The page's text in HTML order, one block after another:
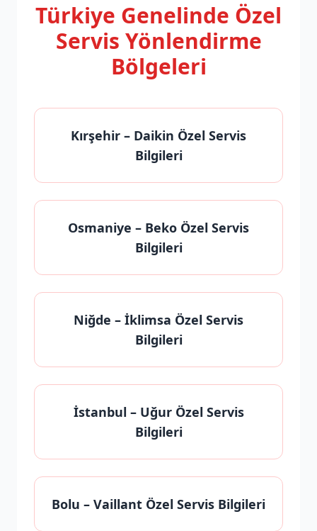
Türkiye Genelinde Özel
Servis Yönlendirme
Bölgeleri
Kırşehir – Daikin Özel Servis
Bilgileri
Osmaniye – Beko Özel Servis
Bilgileri
Niğde – İklimsa Özel Servis
Bilgileri
İstanbul – Uğur Özel Servis
Bilgileri
Bolu – Vaillant Özel Servis Bilgileri